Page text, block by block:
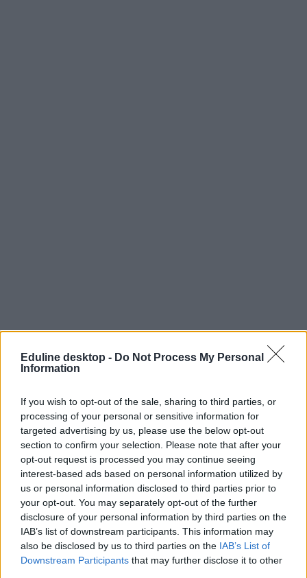
Eduline desktop - Do Not Process My Personal
Information
If you wish to opt-out of the sale, sharing to third parties, or
processing of your personal or sensitive information for
targeted advertising by us, please use the below opt-out
section to confirm your selection. Please note that after your
opt-out request is processed you may continue seeing
interest-based ads based on personal information utilized by
us or personal information disclosed to third parties prior to
your opt-out. You may separately opt-out of the further
disclosure of your personal information by third parties on the
IAB’s list of downstream participants. This information may
also be disclosed by us to third parties on the IAB’s List of
Downstream Participants that may further disclose it to other